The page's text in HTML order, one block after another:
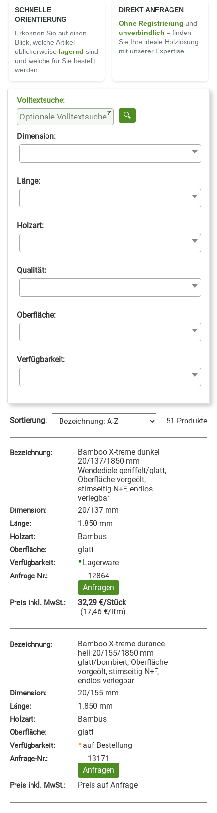
SCHNELLE
ORIENTIERUNG
Erkennen Sie auf einen
Blick, welche Artikel
üblicherweise lagernd sind
und welche für Sie bestellt
werden.
DIREKT ANFRAGEN
Ohne Registrierung und
un­ver­bindlich – finden
Sie Ihre ideale Holz­lösung
mit unserer Expertise.
Volltextsuche:
Dimension:
Länge:
Holzart:
Qualität:
Oberfläche:
Verfügbarkeit:
Sortierung: 51 Produkte
Bezeichnung:
Bamboo X-treme dunkel
20/137/1850 mm
Wendediele geriffelt/glatt,
Oberfläche vorgeölt,
stirnseitig N+F, endlos
verlegbar
Dimension: 20/137 mm
Länge: 1.850 mm
Holzart: Bambus
Oberfläche: glatt
Verfügbarkeit: Lagerware
Anfrage‑Nr.:
12864
Anfragen
Preis inkl. MwSt.: 32,29 €/Stück
(17,46 €/lfm)
Bezeichnung:
Bamboo X‑treme durance
hell 20/155/1850 mm
glatt/bombiert, Oberfläche
vorgeölt, stirnseitig N+F,
endlos verlegbar
Dimension: 20/155 mm
Länge: 1.850 mm
Holzart: Bambus
Oberfläche: glatt
Verfügbarkeit: auf Bestellung
Anfrage‑Nr.:
13171
Anfragen
Preis inkl. MwSt.: Preis auf Anfrage